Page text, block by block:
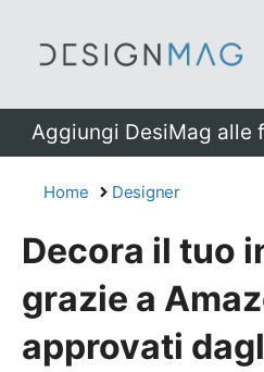
Aggiungi DesiMag alle
Home Designer
Decora il tuo
grazie a
approvati